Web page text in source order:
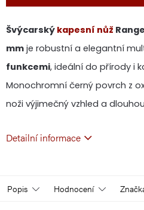
Švýcarský kapesní nůž
mm je robustní a elegantní
funkcemi, ideální do přírody i
Monochromní černý povrch z
noži výjimečný vzhled a
Detailní informace
Popis Hodnocení